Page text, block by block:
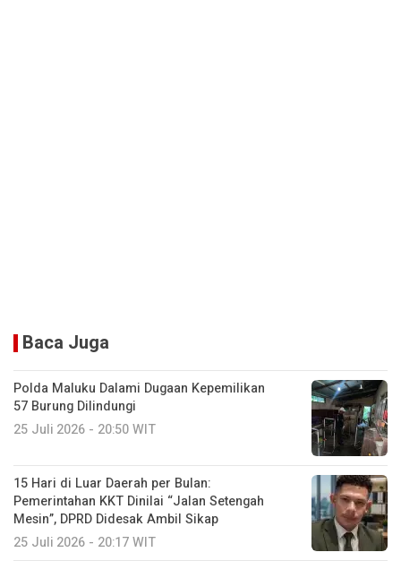
Baca Juga
Polda Maluku Dalami Dugaan Kepemilikan
57 Burung Dilindungi
25 Juli 2026 - 20:50 WIT
15 Hari di Luar Daerah per Bulan:
Pemerintahan KKT Dinilai “Jalan Setengah
Mesin”, DPRD Didesak Ambil Sikap
25 Juli 2026 - 20:17 WIT